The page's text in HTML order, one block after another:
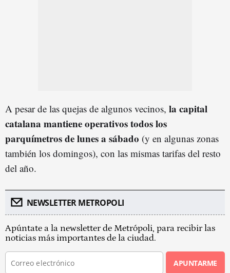
A pesar de las quejas de algunos vecinos, la capital
catalana mantiene operativos todos los
parquímetros de lunes a sábado (y en algunas zonas
también los domingos), con las mismas tarifas del resto
del año.
NEWSLETTER METROPOLI
Apúntate a la newsletter de Metrópoli, para recibir las
noticias más importantes de la ciudad.
APUNTARME